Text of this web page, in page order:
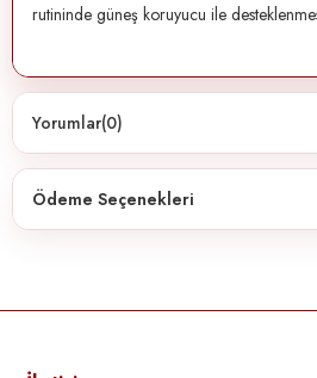
rutininde güneş koruyucu ile
Yorumlar(0)
Ödeme Seçenekleri